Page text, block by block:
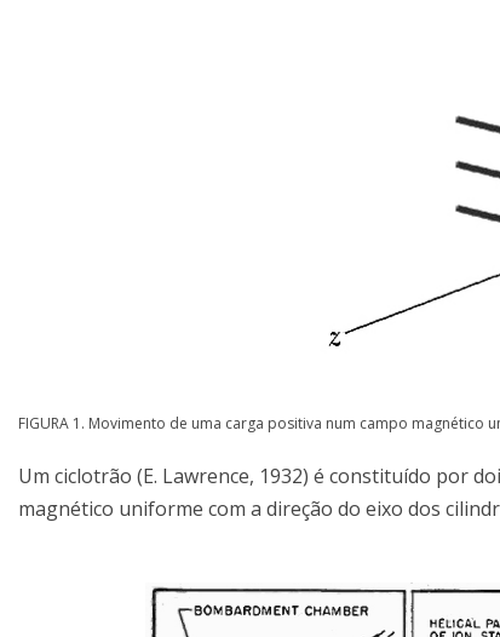
FIGURA 1. Movimento de uma carga positiva num campo magnético
Um ciclotrão (E. Lawrence, 1932) é constituído por
magnético uniforme com a direção do eixo dos